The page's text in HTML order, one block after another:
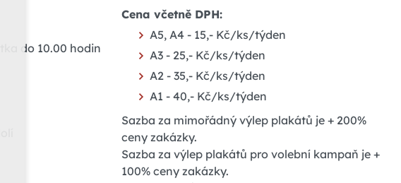
do 10.00 hodin
Cena včetně DPH:
A5, A4 - 15,- Kč/ks/týden
A3 - 25,- Kč/ks/týden
A2 - 35,- Kč/ks/týden
A1 - 40,- Kč/ks/týden
Sazba za mimořádný výlep plakátů je + 200%
ceny zakázky.
Sazba za výlep plakátů pro volební kampaň je +
100% ceny zakázky.